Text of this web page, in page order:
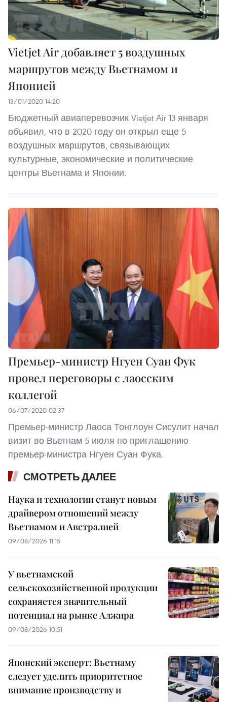
Vietjet Air добавляет 5 воздушных
маршрутов между Вьетнамом и
Японией
13/01/2020 14:20
Бюджетный авиаперевозчик Vietjet Air 13 января
объявил, что в 2020 году он открыл еще 5
воздушных маршрутов, связывающих
культурные, экономические и политические
центры Вьетнама и Японии.
Премьер-министр Нгуен Суан Фук
провел переговоры с лаосским
коллегой
06/07/2020 02:37
Премьер-министр Лаоса Тонглоун Сисулит начал
визит во Вьетнам 5 июля по приглашению
премьер-министра Нгуен Суан Фука.
СМОТРЕТЬ ДАЛЕЕ
Наука и технологии станут новым
драйвером отношений между
Вьетнамом и Австралией
09/08/2026 11:15
У вьетнамской
сельскохозяйственной продукции
сохраняется значительный
потенциал на рынке Алжира
09/08/2026 10:51
Японский эксперт: Вьетнаму
следует уделить приоритетное
внимание производству и